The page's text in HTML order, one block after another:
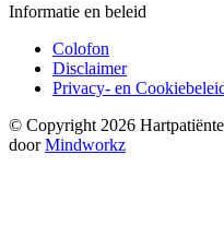
Informatie en beleid
Colofon
Disclaimer
Privacy- en
© Copyright 2026
doorMindworkz